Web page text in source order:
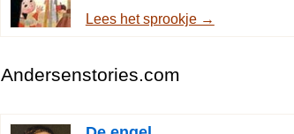
Lees het sprookje →
Andersenstories.com